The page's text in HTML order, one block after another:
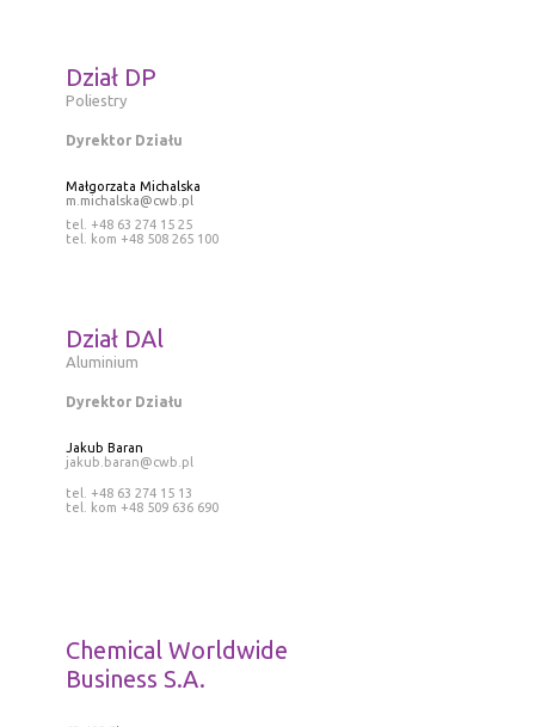
Dział DP
Poliestry
Dyrektor Działu
Małgorzata Michalska
m.michalska@cwb.pl
tel. +48 63 274 15 25
tel. kom +48 508 265 100
Dział DAl
Aluminium
Dyrektor Działu
Jakub Baran
jakub.baran@cwb.pl
tel. +48 63 274 15 13
tel. kom +48 509 636 690
Chemical Worldwide
Business S.A.